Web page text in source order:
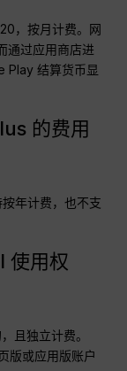
，按月计费。网
通过应用商店进
Play 结算货币显
的费用
年计费，也不支
使用权
且独立计费。
版或应用版账户